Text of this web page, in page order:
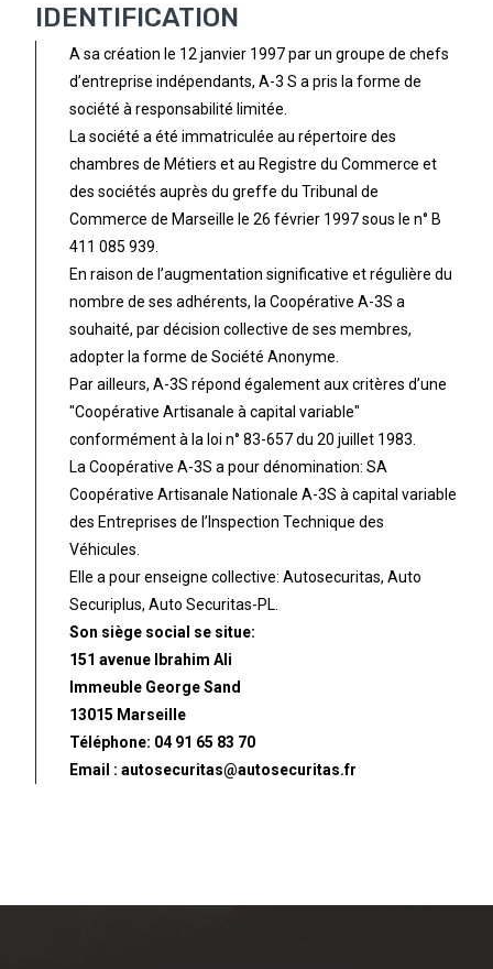
IDENTIFICATION
A sa création le 12 janvier 1997 par un groupe de chefs
d’entreprise indépendants, A-3 S a pris la forme de
société à responsabilité limitée.
La société a été immatriculée au répertoire des
chambres de Métiers et au Registre du Commerce et
des sociétés auprès du greffe du Tribunal de
Commerce de Marseille le 26 février 1997 sous le n° B
411 085 939.
En raison de l’augmentation significative et régulière du
nombre de ses adhérents, la Coopérative A-3S a
souhaité, par décision collective de ses membres,
adopter la forme de Société Anonyme.
Par ailleurs, A-3S répond également aux critères d’une
"Coopérative Artisanale à capital variable"
conformément à la loi n° 83-657 du 20 juillet 1983.
La Coopérative A-3S a pour dénomination: SA
Coopérative Artisanale Nationale A-3S à capital variable
des Entreprises de l’Inspection Technique des
Véhicules.
Elle a pour enseigne collective: Autosecuritas, Auto
Securiplus, Auto Securitas-PL.
Son siège social se situe:
151 avenue Ibrahim Ali
Immeuble George Sand
13015 Marseille
Téléphone: 04 91 65 83 70
Email : autosecuritas@autosecuritas.fr